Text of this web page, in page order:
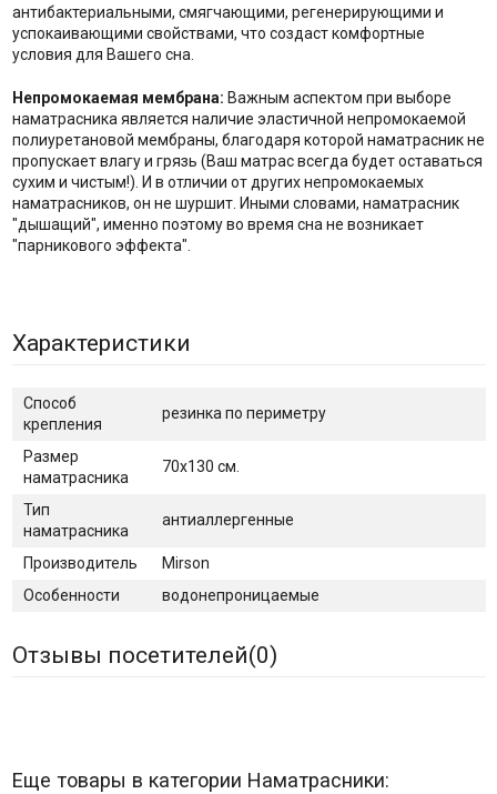
антибактериальными, смягчающими, регенерирующими и
успокаивающими свойствами, что создаст комфортные
условия для Вашего сна.
Непромокаемая мембрана: Важным аспектом при выборе
наматрасника является наличие эластичной непромокаемой
полиуретановой мембраны, благодаря которой наматрасник не
пропускает влагу и грязь (Ваш матрас всегда будет оставаться
сухим и чистым!). И в отличии от других непромокаемых
наматрасников, он не шуршит. Иными словами, наматрасник
"дышащий", именно поэтому во время сна не возникает
"парникового эффекта".
Характеристики
Способ
крепления
резинка по периметру
Размер
наматрасника
70x130 см.
Тип
наматрасника
антиаллергенные
Производитель
Mirson
Особенности
водонепроницаемые
Отзывы посетителей(0)
Еще товары в категории Наматрасники: